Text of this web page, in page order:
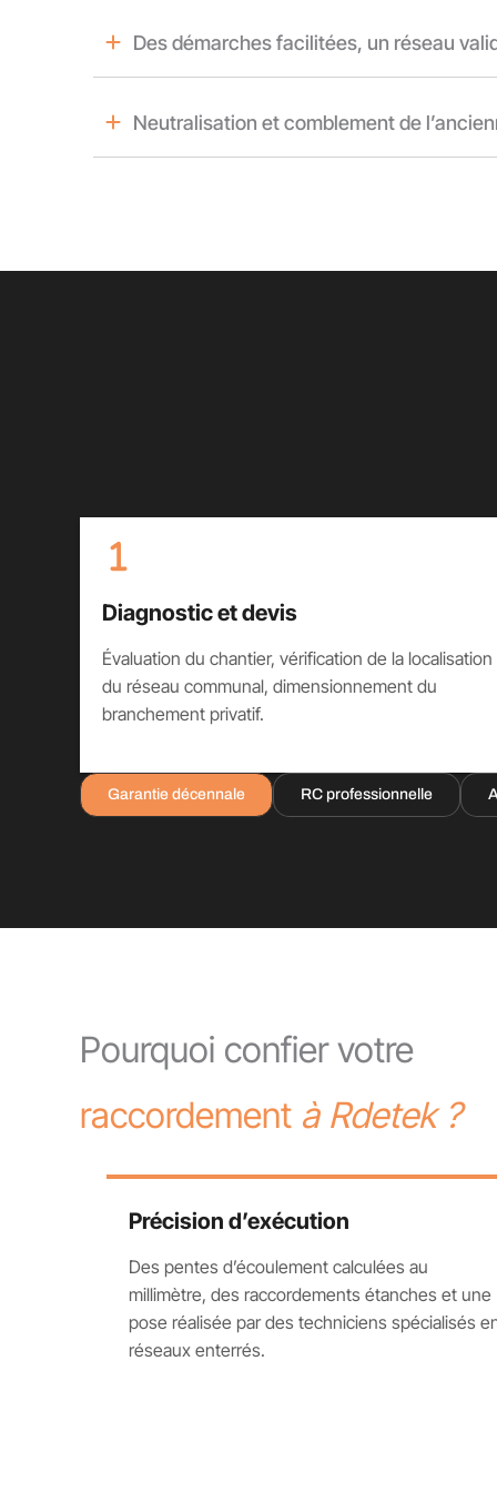
Des démarches facilitées, un réseau
Neutralisation et comblement de
Diagnostic et devis
Évaluation du chantier, vérification de la localisation
du réseau communal, dimensionnement du
branchement privatif.
Garantie décennale RC professionnelle
Pourquoi confier votre
raccordement à Rdetek ?
Précision d’exécution
Des pentes d’écoulement calculées au
millimètre, des raccordements étanches et une
pose réalisée par des techniciens spécialisés
réseaux enterrés.